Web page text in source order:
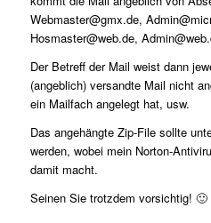
Webmaster@gmx.de,
Hosmaster@web.de,
Der Betreff der Mail weist dann
(angeblich) versandte Mail nicht
ein Mailfach angelegt hat, usw.
Das angehängte Zip-File sollte
werden, wobei mein Norton-
damit macht.
Seinen Sie trotzdem vorsichtig! 🙂